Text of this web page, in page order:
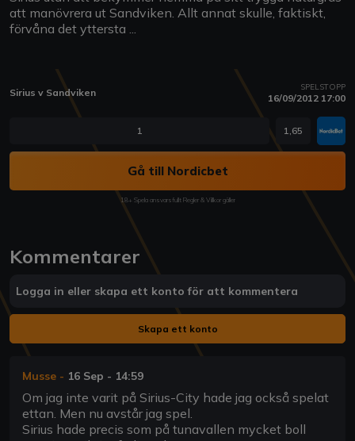
att manövrera ut Sandviken. Allt annat skulle, faktiskt,
förvåna det yttersta ...
Sirius v Sandviken SPELSTOPP
16/09/2012 17:00
1 1,65
Gå till Nordicbet
18+ Spela ansvarsfullt Regler & Villkor gäller
Kommentarer
Logga in eller skapa ett konto för att kommentera
Skapa ett konto
Musse - 16 Sep - 14:59
Om jag inte varit på Sirius-City hade jag också spelat
ettan. Men nu avstår jag spel.
Sirius hade precis som på tunavallen mycket boll